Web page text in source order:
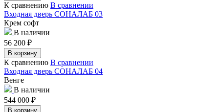
К сравнению В сравнении
Входная дверь СОНАЛАБ 03
Крем софт
В наличии
56 200 ₽
В корзину
К сравнению В сравнении
Входная дверь СОНАЛАБ 04
Венге
В наличии
544 000 ₽
В корзину